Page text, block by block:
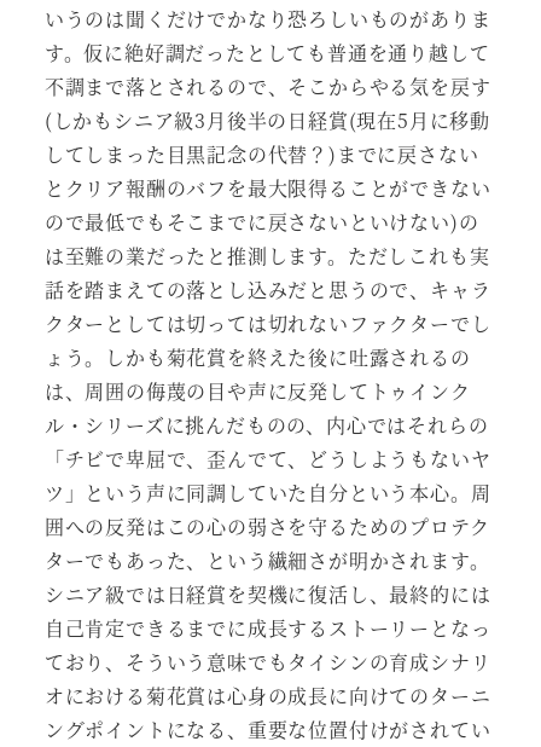
いうのは聞くだけでかなり恐ろしいものがありま
す。仮に絶好調だったとしても普通を通り越して
不調まで落とされるので、そこからやる気を戻す
(しかもシニア級3月後半の日経賞(現在5月に移動
してしまった目黒記念の代替？)までに戻さない
とクリア報酬のバフを最大限得ることができない
ので最低でもそこまでに戻さないといけない)の
は至難の業だったと推測します。ただしこれも実
話を踏まえての落とし込みだと思うので、キャラ
クターとしては切っては切れないファクターでし
ょう。しかも菊花賞を終えた後に吐露されるの
は、周囲の侮蔑の目や声に反発してトゥインク
ル・シリーズに挑んだものの、内心ではそれらの
「チビで卑屈で、歪んでて、どうしようもないヤ
ツ」という声に同調していた自分という本心。周
囲への反発はこの心の弱さを守るためのプロテク
ターでもあった、という繊細さが明かされます。
シニア級では日経賞を契機に復活し、最終的には
自己肯定できるまでに成長するストーリーとなっ
ており、そういう意味でもタイシンの育成シナリ
オにおける菊花賞は心身の成長に向けてのターニ
ングポイントになる、重要な位置付けがされてい